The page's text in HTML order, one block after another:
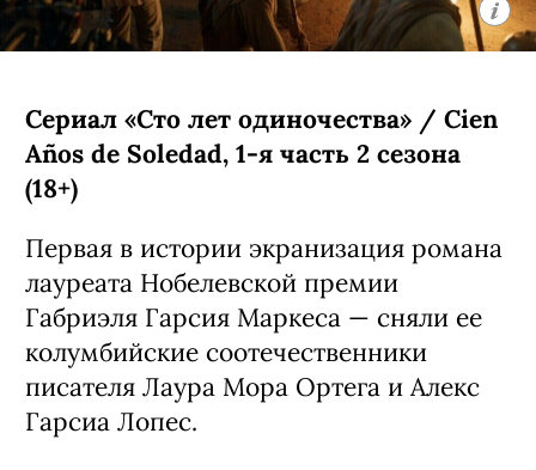
Сериал «Сто лет одиночества» / Cien
Años de Soledad, 1-я часть 2 сезона
(18+)
Первая в истории экранизация романа
лауреата Нобелевской премии
Габриэля Гарсия Маркеса — сняли ее
колумбийские соотечественники
писателя Лаура Мора Ортега и Алекс
Гарсиа Лопес.